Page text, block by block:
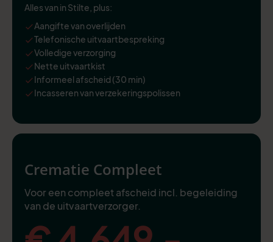
Alles van in Stilte, plus:
Aangifte van overlijden
Telefonische uitvaartbespreking
Volledige verzorging
Nette uitvaartkist
Informeel afscheid (30 min)
Incasseren van verzekeringspolissen
Crematie Compleet
Voor een compleet afscheid incl. begeleiding
van de uitvaartverzorger.